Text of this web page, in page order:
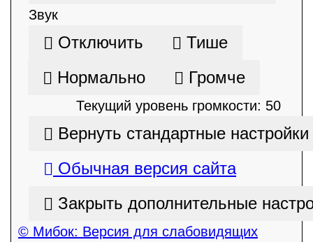
Звук
Отключить
Тише
Нормально
Громче
Текущий уровень громкости: 50
Вернуть стандартные настройки
Обычная версия сайта
Закрыть дополнительные
© Мибок: Версия для слабовидящих